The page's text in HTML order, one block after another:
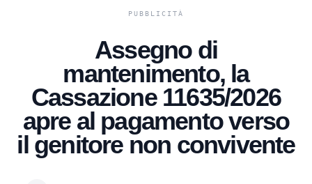
Assegno di
mantenimento, la
Cassazione 11635/2026
apre al pagamento verso
il genitore non convivente